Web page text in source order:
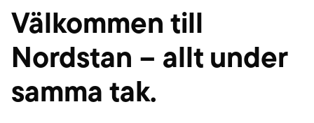
Välkommen till
Nordstan – allt under
samma tak.